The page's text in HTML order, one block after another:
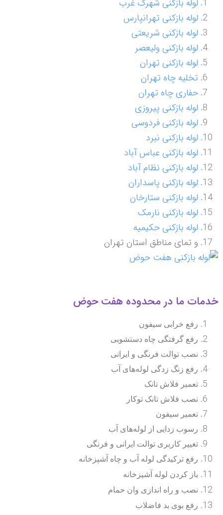
لوله بازکنی شهرک غرب
لوله بازکنی تهرانپارس
لوله بازکنی شریعتی
لوله بازکنی ولیعصر
لوله بازکنی تهران
تخلیه چاه تهران
حفاری چاه تهران
لوله بازکنی پیروزی
لوله بازکنی فردوسی
لوله بازکنی نبرد
لوله بازکنی عباس آباد
لوله بازکنی نظام آباد
لوله بازکنی پاسداران
لوله بازکنی ستارخان
لوله بازکنی نارمک
لوله بازکنی حکیمیه
و تمای مناطق استان تهران
ما در محدوده هفت حوض
رفع خرابی سیفون
رفع گرفتگی چاه دستشویی
نصب توالت فرنگی و ایرانی
رفع زنگ زدگی لوله‌های آب
تعمیر فلاش تانک
نصب فلاش تانک توکار
تعمیر سیفون
رسوب زدایی از لوله‌های آب
تغییر کاربری توالت ایرانی و فرنگی
رفع ترکیدگی لوله آب و چاه آشپزخانه
باز کردن لوله آشپزخانه
نصب و راه اندازی وان حمام
رفع بوی بد فاضلاب